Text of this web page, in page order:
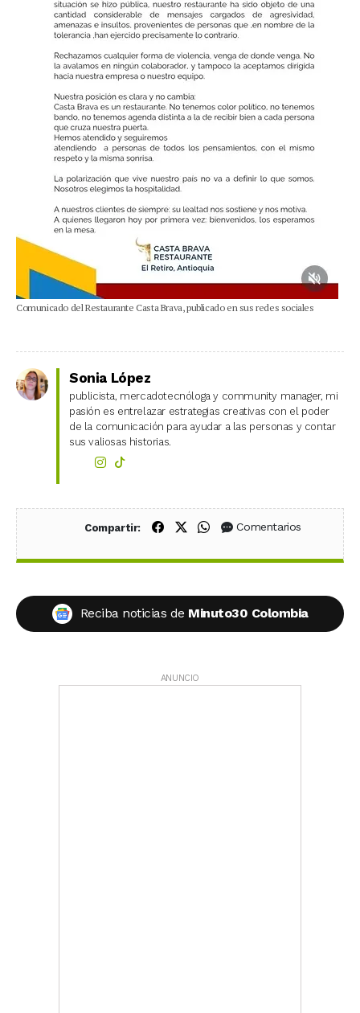
Comunicado del Restaurante Casta Brava, publicado en sus redes sociales
Sonia López
publicista, mercadotecnóloga y community manager, mi
pasión es entrelazar estrategias creativas con el poder
de la comunicación para ayudar a las personas y contar
sus valiosas historias.
Compartir: Compartir en Facebook
Compartir en X (Twitter)
Compartir en WhatsApp
Comentarios
Reciba noticias de Minuto30 Colombia
ANUNCIO